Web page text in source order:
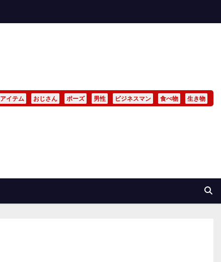
アイテム おじさん ポーズ 男性 ビジネスマン 食べ物 生き物